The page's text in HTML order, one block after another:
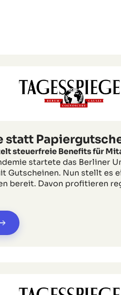
statt
steuerfreie Benefits für
startete das Berliner
Gutscheinen. Nun stellt es
bereit. Davon profitieren